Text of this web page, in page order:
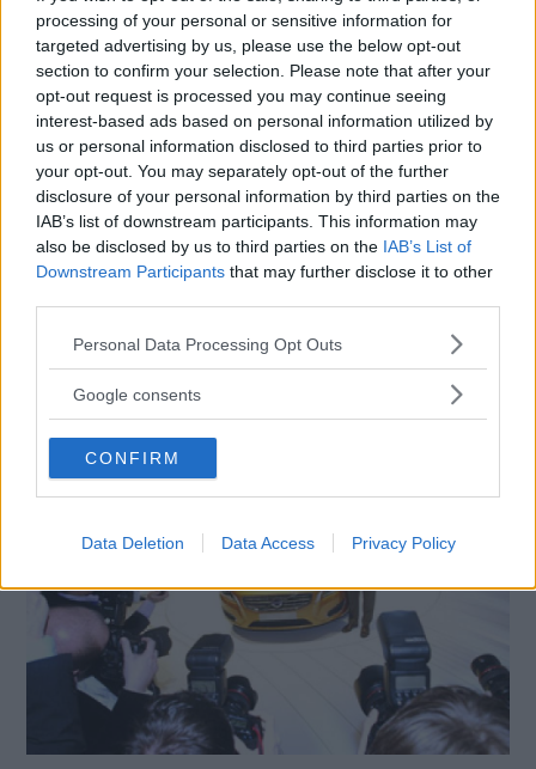
processing of your personal or sensitive information for
targeted advertising by us, please use the below opt-out
section to confirm your selection. Please note that after your
opt-out request is processed you may continue seeing
interest-based ads based on personal information utilized by
us or personal information disclosed to third parties prior to
your opt-out. You may separately opt-out of the further
disclosure of your personal information by third parties on the
IAB’s list of downstream participants. This information may
also be disclosed by us to third parties on the IAB’s List of
Downstream Participants that may further disclose it to other
Please note that this website/app uses one or more Google
not limited to your visit or usage behaviour. You may click to
use your data for below specified purposes in below Google
consent section.
Personal Data Processing Opt Outs
Google consents
CONFIRM
Data Deletion Data Access Privacy Policy
- Jag tycker att det borde vara standard, annars
är Volvo S60 en ganska vanlig femdörrarskupé.
Volvos ambition är att sälja 90 000 om året.
Vad tror du?
- De vet nog vad de pratar om. Bilen känns
väldigt rätt och det är inne med
femdörrarskupéer. Den kommer att konkurrera
med Passat CC, Audi A5, BMW 3-serie och
Mercedes C-klass.
Diskutera: Vad tycker du om nya Volvo S60?